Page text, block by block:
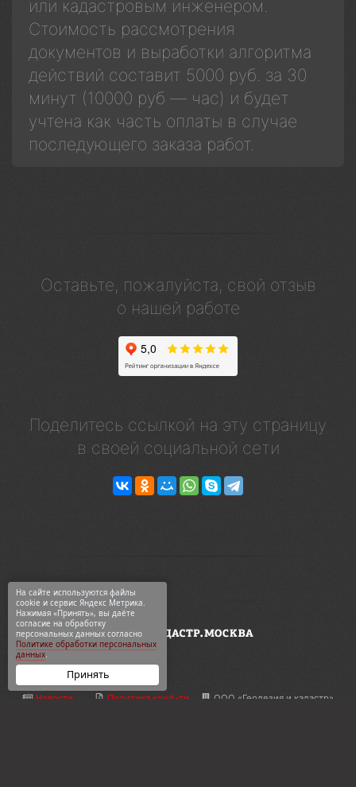
или кадастровым инженером.
Стоимость рассмотрения
документов и выработки алгоритма
действий составит 5000 руб. за 30
минут (10000 руб — час) и будет
учтена как часть оплаты в случае
последующего заказа работ.
Оставьте, пожалуйста, свой отзыв
о нашей работе
Поделитесь ссылкой на эту страницу
в своей социальной сети
Новости
Политика конф-ти
ООО «Геодезия и кадастр»
На сайте используются файлы
cookie и сервис Яндекс Метрика.
Нажимая «Принять», вы даёте
согласие на обработку
персональных данных согласно
Политике обработки персональных
данных.
Принять